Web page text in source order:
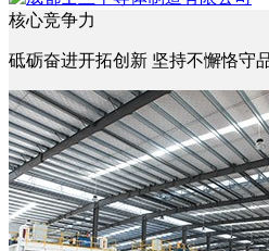
核心竞争力
砥砺奋进开拓创新 坚持不懈恪守